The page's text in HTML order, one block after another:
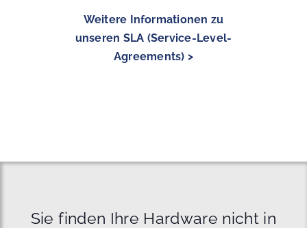
Weitere Informationen zu
unseren SLA (Service-Level-
Agreements) >
Sie finden Ihre Hardware nicht in